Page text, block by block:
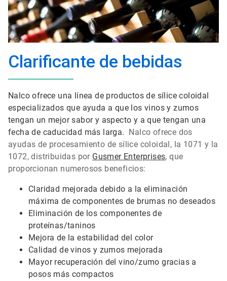
Clarificante de bebidas
Nalco ofrece una línea de productos de sílice coloidal
especializados que ayuda a que los vinos y zumos
tengan un mejor sabor y aspecto y a que tengan una
fecha de caducidad más larga. Nalco ofrece dos
ayudas de procesamiento de sílice coloidal, la 1071 y la
1072, distribuidas por Gusmer Enterprises, que
proporcionan numerosos beneficios:
Claridad mejorada debido a la eliminación
máxima de componentes de brumas no deseados
Eliminación de los componentes de
proteínas/taninos
Mejora de la estabilidad del color
Calidad de vinos y zumos mejorada
Mayor recuperación del vino/zumo gracias a
posos más compactos